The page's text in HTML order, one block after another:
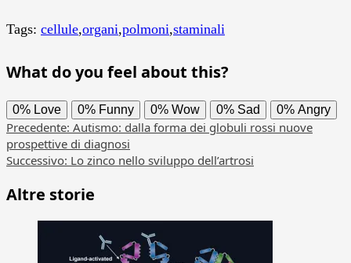
Tags: cellule,organi,polmoni,staminali
What do you feel about this?
0% Love 0% Funny 0% Wow 0% Sad 0% Angry
Navigazione
articolo
Precedente: Autismo: dalla forma dei globuli rossi nuove
prospettive di diagnosi
Successivo: Lo zinco nello sviluppo dell’artrosi
Altre storie